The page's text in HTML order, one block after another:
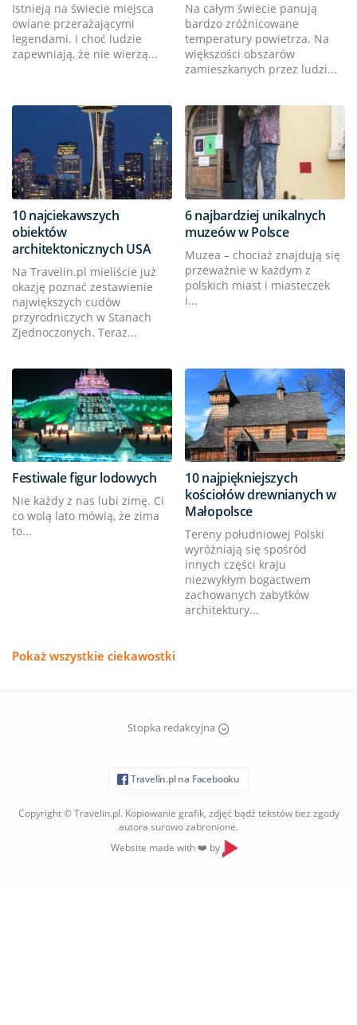
Istnieją na świecie miejsca
owiane przerażającymi
legendami. I choć ludzie
zapewniają, że nie wierzą...
Na całym świecie panują
bardzo zróżnicowane
temperatury powietrza. Na
większości obszarów
zamieszkanych przez ludzi...
10 najciekawszych
obiektów
architektonicznych USA
Na Travelin.pl mieliście już
okazję poznać zestawienie
największych cudów
przyrodniczych w Stanach
Zjednoczonych. Teraz...
6 najbardziej unikalnych
muzeów w Polsce
Muzea – chociaż znajdują się
przeważnie w każdym z
polskich miast i miasteczek
i...
Festiwale figur lodowych
Nie każdy z nas lubi zimę. Ci
co wolą lato mówią, że zima
to...
10 najpiękniejszych
kościołów drewnianych w
Małopolsce
Tereny południowej Polski
wyróżniają się spośród
innych części kraju
niezwykłym bogactwem
zachowanych zabytków
architektury...
Pokaż wszystkie ciekawostki
Stopka redakcyjna
Travelin.pl na Facebooku
Copyright © Travelin.pl. Kopiowanie grafik, zdjęć bądź tekstów bez zgody
autora surowo zabronione.
Website made with ❤️ by